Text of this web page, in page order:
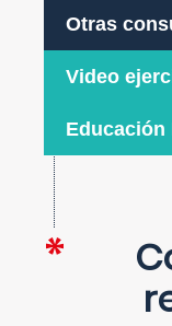
Otras
Video
Educación